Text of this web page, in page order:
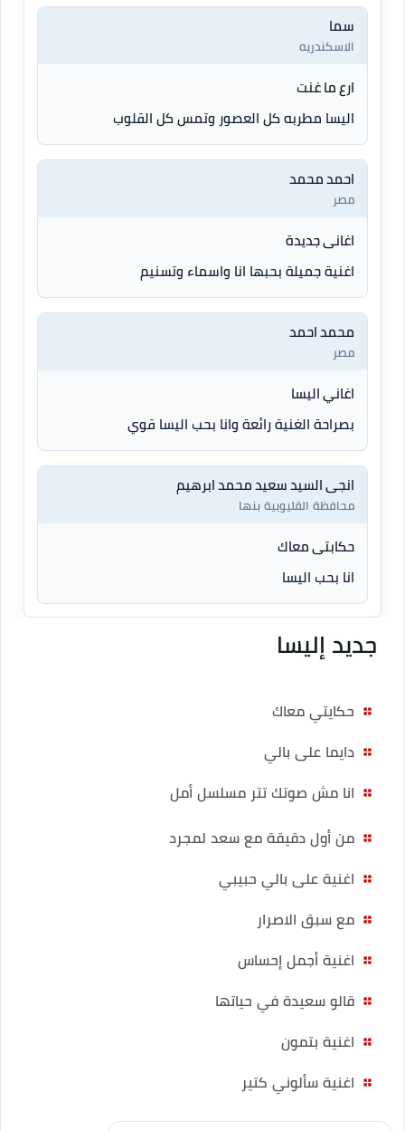
سما
الاسكندريه
ارع ما غنت
اليسا مطربه كل العصور وتمس كل القلوب
احمد محمد
مصر
اغانى جديدة
اغنية جميلة بحبها انا واسماء وتسنيم
محمد احمد
مصر
اغاني اليسا
بصراحة الغنية رائعة وانا بحب اليسا قوي
انجى السيد سعيد محمد ابرهيم
محافظة القليوبية بنها
حكابتى معاك
انا بحب اليسا
جديد إليسا
حكايتي معاك
دايما على بالي
انا مش صوتك تتر مسلسل أمل
من أول دقيقة مع سعد لمجرد
اغنية على بالي حبيبي
مع سبق الاصرار
اغنية أجمل إحساس
قالو سعيدة في حياتها
اغنية بتمون
اغنية سألوني كتير